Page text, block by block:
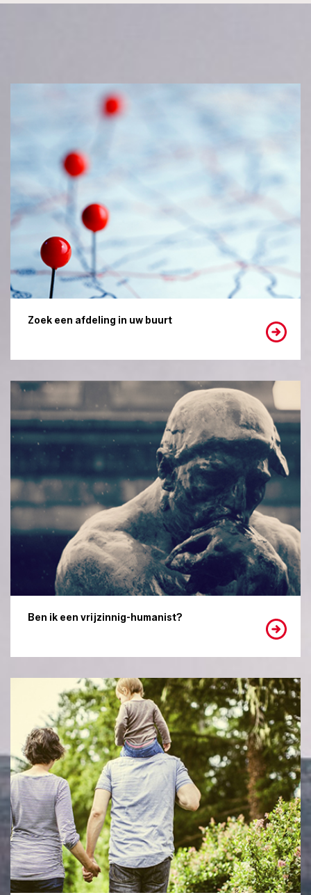
Zoek een afdeling in uw buurt
Ben ik een vrijzinnig-humanist?